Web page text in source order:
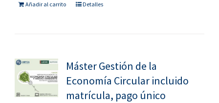
Añadir al carrito Detalles
Máster Gestión de la
Economía Circular incluido
matrícula, pago único